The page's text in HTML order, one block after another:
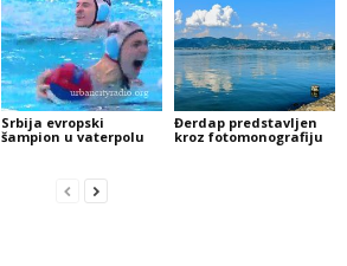
Srbija evropski
šampion u vaterpolu
Đerdap predstavljen
kroz fotomonografiju